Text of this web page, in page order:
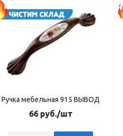
Ручка мебельная 915 ВЫВОД
66руб./шт